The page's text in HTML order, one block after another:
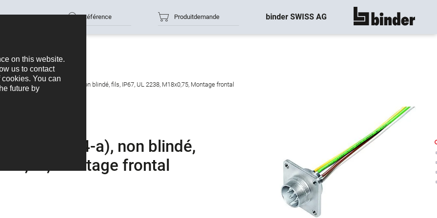
Référence Produitdemande binder SWISS AG montre tout
mâle, Contacts: 4 (04-a), non blindé, fils, IP67, UL 2238, M18x0,75, Montage frontal
4 (04-a), non blindé,
Montage frontal